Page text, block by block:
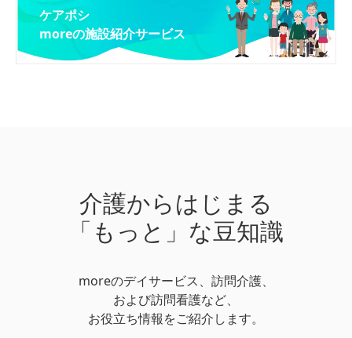
ケアポシ
moreの施設紹介サービス
介護からはじまる
「もっと」な豆知識
moreのデイサービス、訪問介護、
および訪問看護など、
お役立ち情報をご紹介します。